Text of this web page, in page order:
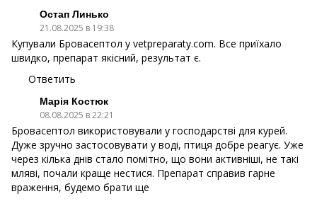
Остап Линько
21.08.2025 в 19:38
Купували Бровасептол у vetpreparaty.com. Все приїхало
швидко, препарат якісний, результат є.
Ответить
Марія Костюк
08.08.2025 в 22:21
Бровасептол використовували у господарстві для курей.
Дуже зручно застосовувати у воді, птиця добре реагує. Уже
через кілька днів стало помітно, що вони активніші, не такі
мляві, почали краще нестися. Препарат справив гарне
враження, будемо брати ще